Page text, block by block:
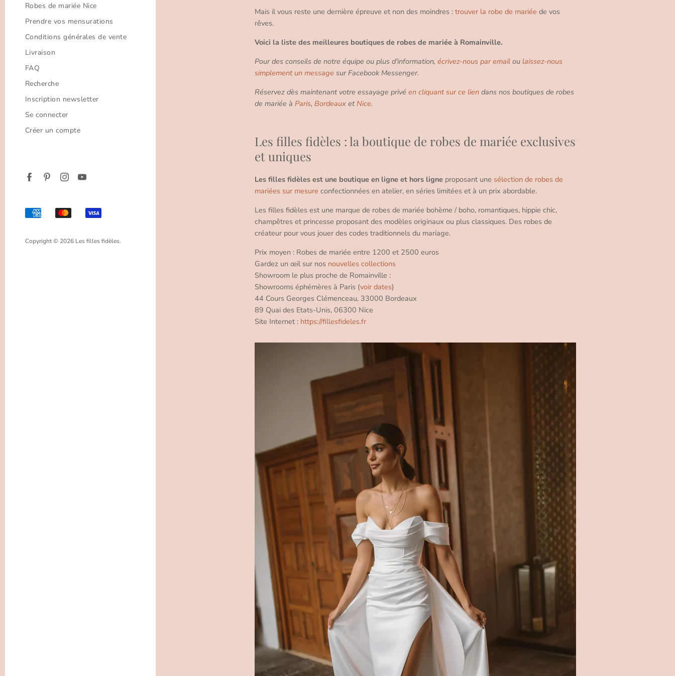
Robes de mariée Nice
Prendre vos mensurations
Conditions générales de vente
Livraison
FAQ
Recherche
Inscription newsletter
Se connecter
Créer un compte
Copyright © 2026 Les filles fidèles.
Mais il vous reste une dernière épreuve et non des moindres : trouver la robe de mariée de vos
rêves.
Voici la liste des meilleures boutiques de robes de mariée à Romainville.
Pour des conseils de notre équipe ou plus d'information, écrivez-nous par emailou laissez-nous
simplement un message sur Facebook Messenger.
Réservez dès maintenant votre essayage privé en cliquant sur ce liendans nos boutiques de robes
de mariée à Paris, BordeauxetNice.
Les filles fidèles : la boutique de robes de mariée exclusives
et uniques
Les filles fidèles est une boutique en ligne et hors ligneproposant une sélection de robes de
mariées sur mesure confectionnées en atelier, en séries limitées et à un prix abordable.
Les filles fidèles est une marque de robes de mariée bohème / boho, romantiques, hippie chic,
champêtres et princesse proposant des modèles originaux ou plus classiques. Des robes de
créateur pour vous jouer des codes traditionnels du mariage.
Prix moyen : Robes de mariée entre 1200 et 2500 euros
Gardez un œil sur nos nouvelles collections
Showroom le plus proche de Romainville :
Showrooms éphémères à Paris (voir dates)
44 Cours Georges Clémenceau, 33000 Bordeaux
89 Quai des Etats-Unis, 06300 Nice
Site Internet : https://fillesfideles.fr